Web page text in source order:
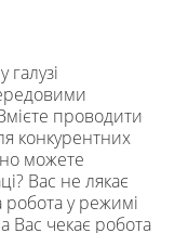
проводити
конкурентних
можете
Вас не лякає
у режимі
Вас чекає робота